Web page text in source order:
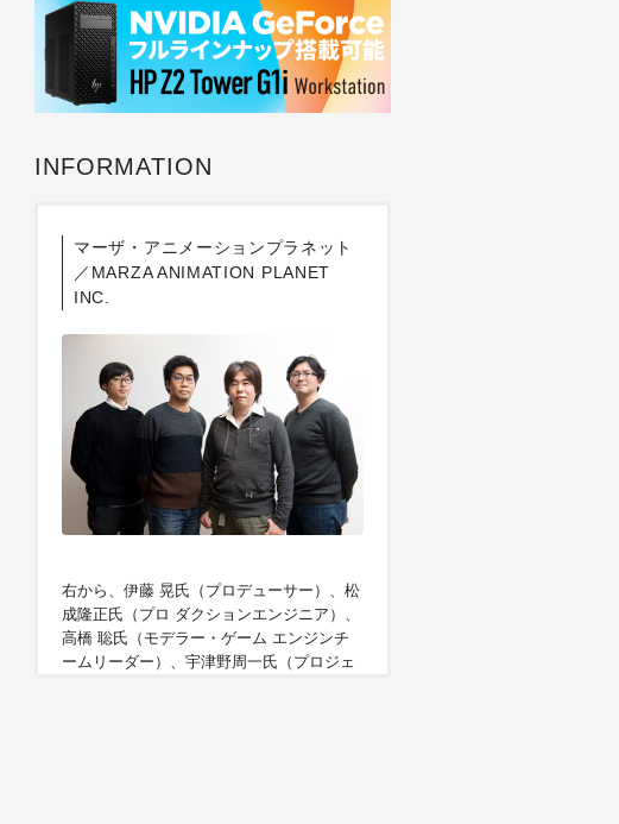
INFORMATION
マーザ・アニメーションプラネット
／MARZA ANIMATION PLANET
INC.
右から、伊藤 晃氏（プロデューサー）、松
成隆正氏（プロ ダクションエンジニア）、
高橋 聡氏（モデラー・ゲーム エンジンチ
ームリーダー）、宇津野周一氏（プロジェ